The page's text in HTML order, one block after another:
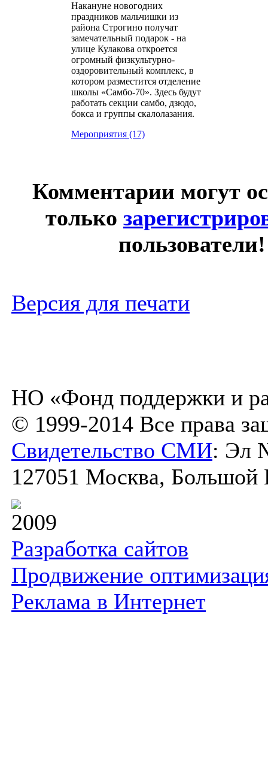
Накануне новогодних
праздников мальчишки из
района Строгино получат
замечательный подарок - на
улице Кулакова откроется
огромный физкультурно-
оздоровительный комплекс, в
котором разместится отделение
школы «Самбо-70». Здесь будут
работать секции самбо, дзюдо,
бокса и группы скалолазания.
Мероприятия (17)
Комментарии могут
только
пользователи!
Версия для печати
НО «Фонд поддержки и
© 1999-2014 Все права
Свидетельство СМИ: Эл
127051 Москва, Большой
2009
Разработка сайтов
Продвижение
Реклама в Интернет